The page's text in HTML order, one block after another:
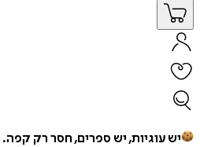
יש עוגיות, יש ספרים, חסר רק קפה.